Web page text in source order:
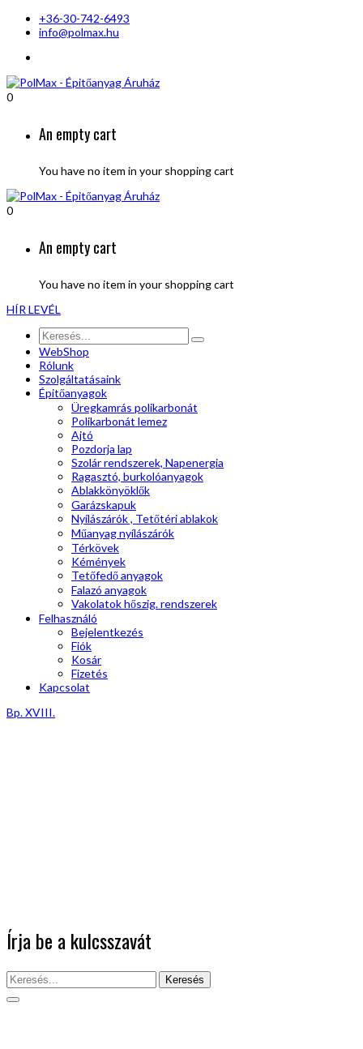
+36-30-742-6493
info@polmax.hu
0
An empty cart
You have no item in your shopping cart
0
An empty cart
You have no item in your shopping cart
HÍR LEVÉL
WebShop
Rólunk
Szolgáltatásaink
Épitőanyagok
Üregkamrás polikarbonát
Polikarbonát lemez
Ajtó
Pozdorja lap
Szolár rendszerek, Napenergia
Ragasztó, burkolóanyagok
Ablakkönyöklők
Garázskapuk
Nyílászárók , Tetőtéri ablakok
Műanyag nyílászárók
Térkövek
Kémények
Tetőfedő anyagok
Falazó anyagok
Vakolatok hőszig. rendszerek
Felhasználó
Bejelentkezés
Fiók
Kosár
Fizetés
Kapcsolat
Bp. XVIII.
Írja be a kulcsszavát
Keresés